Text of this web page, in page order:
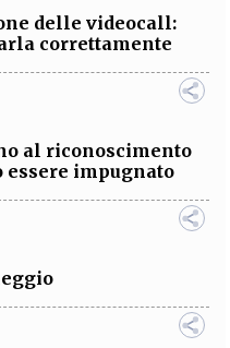
delle videocall:
correttamente
al riconoscimento
essere impugnato